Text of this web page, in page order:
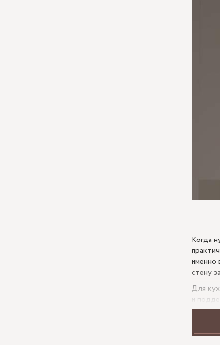
Когда
именно
стену
Для
и
для
уже